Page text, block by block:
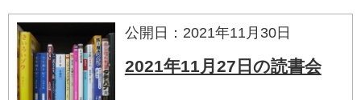
公開日：2021年11月30日
2021年11月27日の読書会